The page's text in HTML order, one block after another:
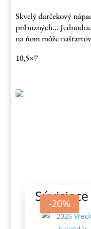
Skvelý darčekový
príbuzných…
na ňom môže
10,5×7
-87%
-87%
-20%
-20%